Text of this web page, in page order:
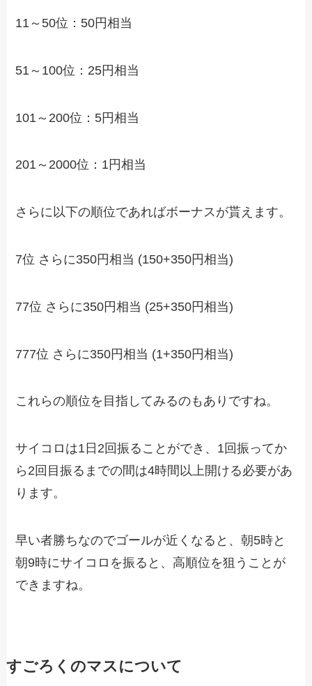
11～50位：50円相当
51～100位：25円相当
101～200位：5円相当
201～2000位：1円相当
さらに以下の順位であればボーナスが貰えます。
7位 さらに350円相当 (150+350円相当)
77位 さらに350円相当 (25+350円相当)
777位 さらに350円相当 (1+350円相当)
これらの順位を目指してみるのもありですね。
サイコロは1日2回振ることができ、1回振ってか
ら2回目振るまでの間は4時間以上開ける必要があ
ります。
早い者勝ちなのでゴールが近くなると、朝5時と
朝9時にサイコロを振ると、高順位を狙うことが
できますね。
すごろくのマスについて